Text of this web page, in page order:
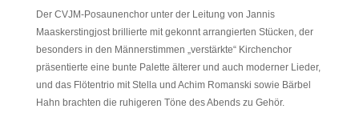
Der CVJM-Posaunenchor unter der Leitung von Jannis
Maaskerstingjost brillierte mit gekonnt arrangierten Stücken, der
besonders in den Männerstimmen „verstärkte“ Kirchenchor
präsentierte eine bunte Palette älterer und auch moderner Lieder,
und das Flötentrio mit Stella und Achim Romanski sowie Bärbel
Hahn brachten die ruhigeren Töne des Abends zu Gehör.